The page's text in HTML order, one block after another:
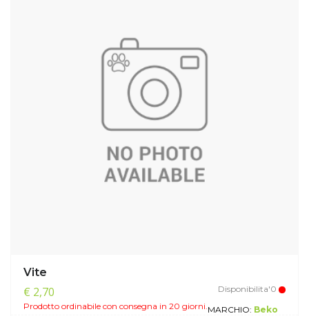
Vite
€ 2,70
Disponibilita'0
Prodotto ordinabile con consegna in 20 giorni.MARCHIO: Beko